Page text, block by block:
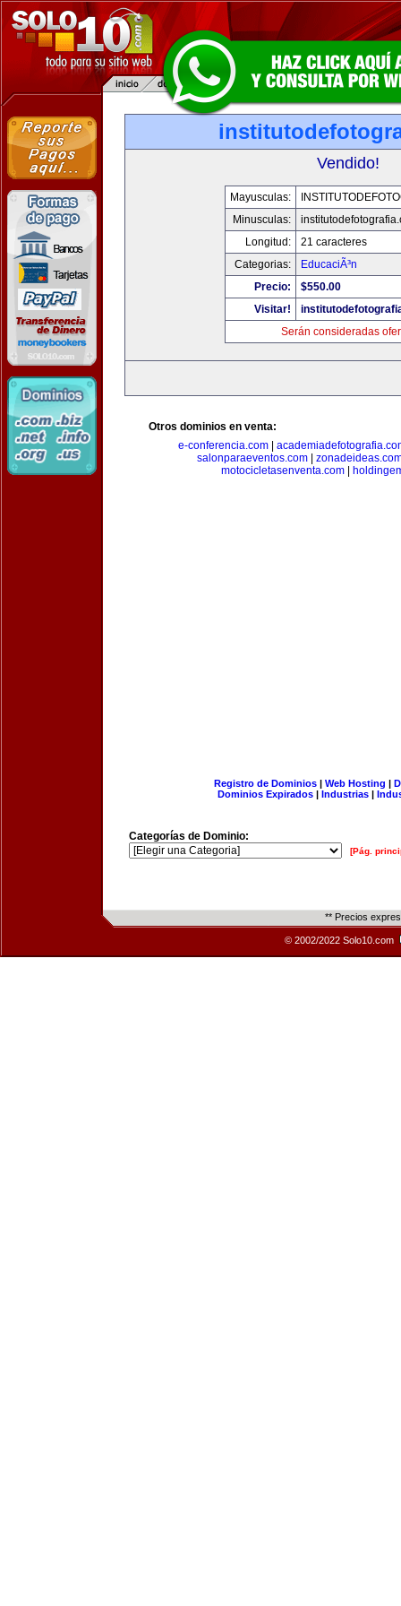
Vendido!
Mayusculas:
Minusculas:
Longitud:
21 caracteres
Categorias:
EducaciÃ³n
Precio:
$550.00
Visitar!
Serán consideradas
Otros dominios en venta:
e-conferencia.com
salonparaeventos.com
motocicletasenventa.com|
Registro de Dominios| Web Hosting |
Dominios Expirados | Industrias |
Categorías de Dominio:
[Pág.
** Precios
© 2002/2022 Solo10.com